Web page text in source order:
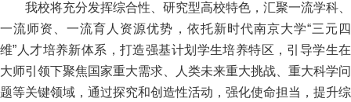
我校将充分发挥综合性、研究型高校特色，汇聚一流学科、
一流师资、一流育人资源优势，依托新时代南京大学“三元四
维”人才培养新体系，打造强基计划学生培养特区，引导学生在
大师引领下聚焦国家重大需求、人类未来重大挑战、重大科学问
题等关键领域，通过探究和创造性活动，强化使命担当，提升综